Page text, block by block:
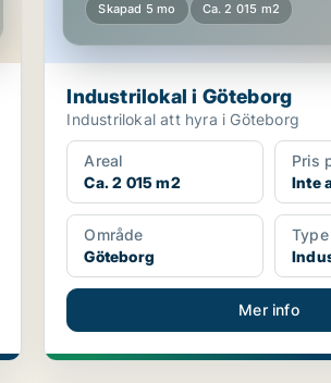
Skapad 5 mo Ca. 2 015 m2
Industrilokal i Göteborg
Industrilokal att hyra i Göteborg
Areal
Ca. 2 015 m2
Pris
Inte
Område
Göteborg
Type
Mer info